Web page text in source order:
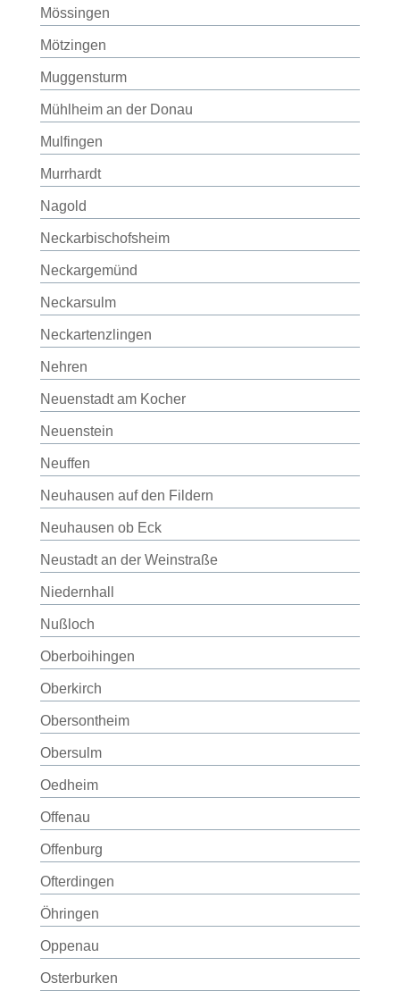
Mössingen
Mötzingen
Muggensturm
Mühlheim an der Donau
Mulfingen
Murrhardt
Nagold
Neckarbischofsheim
Neckargemünd
Neckarsulm
Neckartenzlingen
Nehren
Neuenstadt am Kocher
Neuenstein
Neuffen
Neuhausen auf den Fildern
Neuhausen ob Eck
Neustadt an der Weinstraße
Niedernhall
Nußloch
Oberboihingen
Oberkirch
Obersontheim
Obersulm
Oedheim
Offenau
Offenburg
Ofterdingen
Öhringen
Oppenau
Osterburken